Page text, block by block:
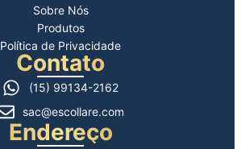
Sobre Nós
Produtos
Política de Privacidade
Contato
(15) 99134-2162
sac@escollare.com
Endereço